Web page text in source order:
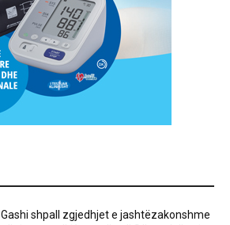
Gashi shpall zgjedhjet e jashtëzakonshme